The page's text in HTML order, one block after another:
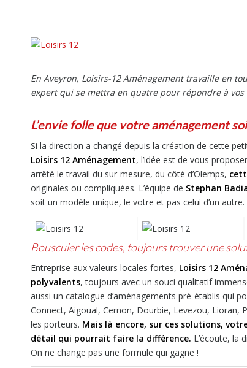
En Aveyron, Loisirs-12 Aménagement travaille en
expert qui se mettra en quatre pour répondre à vos
L’envie folle que votre aménagement
Si la direction a changé depuis la création de cette
Loisirs 12 Aménagement, l’idée est de vous proposer
arrêté le travail du sur-mesure, du côté d’Olemps,
originales ou compliquées. L’équipe de Stephan
soit un modèle unique, le votre et pas celui d’un autre.
Bousculer les codes, toujours trouver une
Entreprise aux valeurs locales fortes, Loisirs 12
polyvalents, toujours avec un souci qualitatif
aussi un catalogue d’aménagements pré-établis qui
Connect, Aigoual, Cernon, Dourbie, Levezou, Lioran,
les porteurs. Mais là encore, sur ces solutions,
détail qui pourrait faire la différence. L’écoute, la
On ne change pas une formule qui gagne !